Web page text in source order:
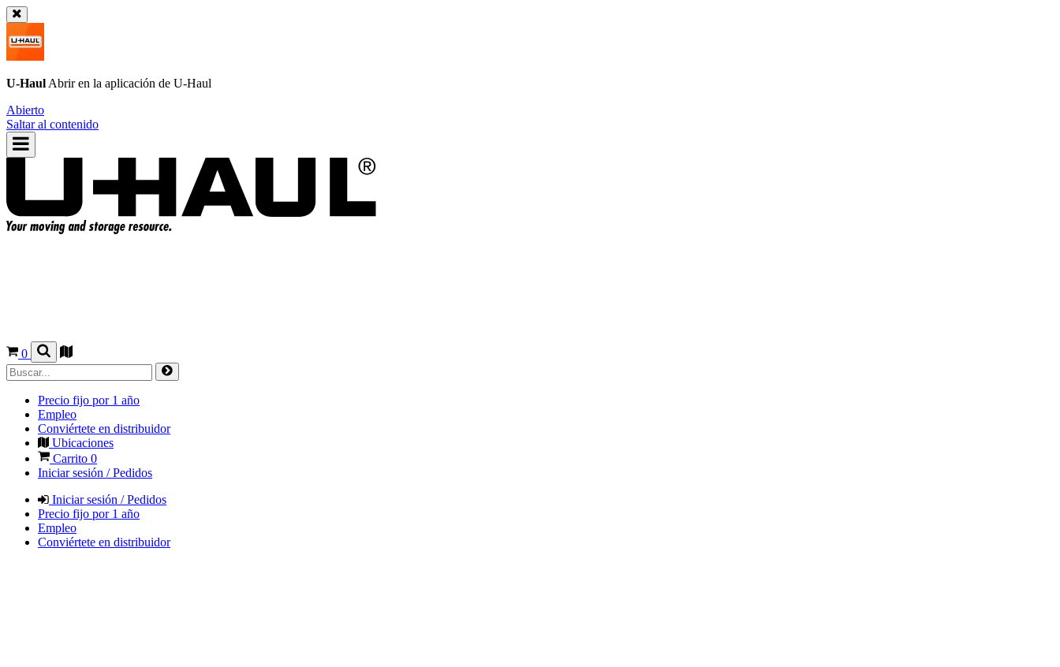
U-Haul Abrir en la aplicación de U-Haul
Abierto
Saltar al contenido
0
Precio fijo por 1 año
Empleo
Conviértete en distribuidor
Ubicaciones
Carrito 0
Iniciar sesión / Pedidos
Iniciar sesión / Pedidos
Precio fijo por 1 año
Empleo
Conviértete en distribuidor